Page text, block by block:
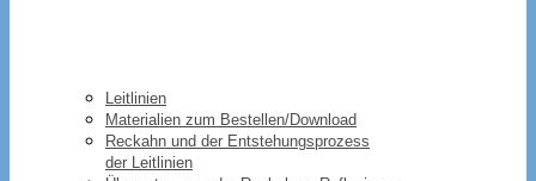
Leitlinien
Materialien zum Bestellen/Download
Reckahn und der Entstehungsprozess
der Leitlinien